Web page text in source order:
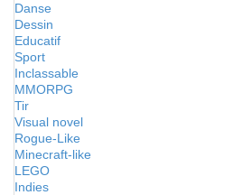
Danse
Dessin
Educatif
Sport
Inclassable
MMORPG
Tir
Visual novel
Rogue-Like
Minecraft-like
LEGO
Indies